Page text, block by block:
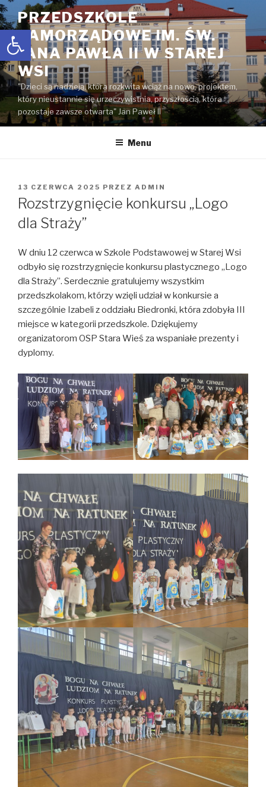
Open toolbar
Przejdź
do
treści
PRZEDSZKOLE
SAMORZĄDOWE IM. ŚW.
JANA PAWŁA II W STAREJ
WSI
"Dzieci są nadzieją, która rozkwita wciąż na nowo, projektem,
który nieustannie się urzeczywistnia, przyszłością, która
pozostaje zawsze otwarta" Jan Paweł II
Menu
OPUBLIKOWANE
W
13 CZERWCA 2025 PRZEZ ADMIN
Rozstrzygnięcie konkursu „Logo
dla Straży”
W dniu 12 czerwca w Szkole Podstawowej w Starej Wsi
odbyło się rozstrzygnięcie konkursu plastycznego „Logo
dla Straży”. Serdecznie gratulujemy wszystkim
przedszkolakom, którzy wzięli udział w konkursie a
szczególnie Izabeli z oddziału Biedronki, która zdobyła III
miejsce w kategorii przedszkole. Dziękujemy
organizatorom OSP Stara Wieś za wspaniałe prezenty i
dyplomy.